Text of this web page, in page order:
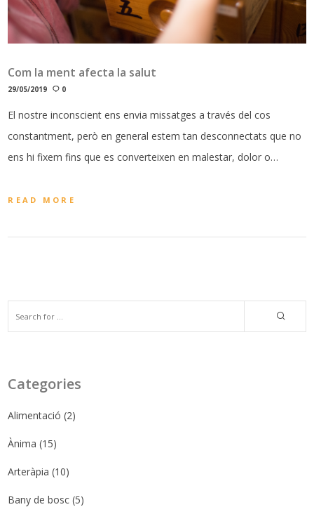
Com la ment afecta la salut
29/05/2019 0
El nostre inconscient ens envia missatges a través del cos
constantment, però en general estem tan desconnectats que no
ens hi fixem fins que es converteixen en malestar, dolor o…
READ MORE
Categories
Alimentació (2)
Ànima (15)
Arteràpia (10)
Bany de bosc (5)